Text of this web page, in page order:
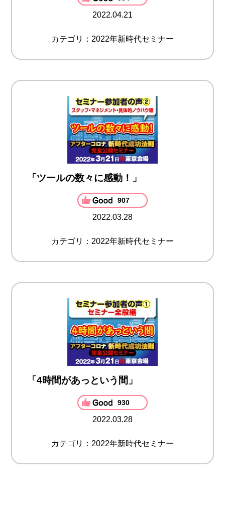
2022.04.21
カテゴリ：2022年新時代セミナー
「ツールの数々に感動！」
907
2022.03.28
カテゴリ：2022年新時代セミナー
「4時間があっという間」
930
2022.03.28
カテゴリ：2022年新時代セミナー